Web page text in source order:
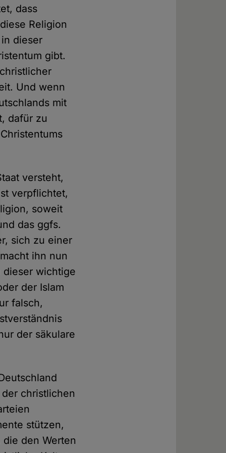
dass
Religion
dieser
gibt.
Und wenn
mit
dafür zu
versteht,
verpflichtet,
soweit
das ggfs.
sich zu einer
ihn nun
dieser wichtige
der Islam
falsch,
der säkulare
christlichen
stützen,
den Werten